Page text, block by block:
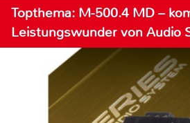
Topthema: M-500.4 MD –
Leistungswunder von Audio